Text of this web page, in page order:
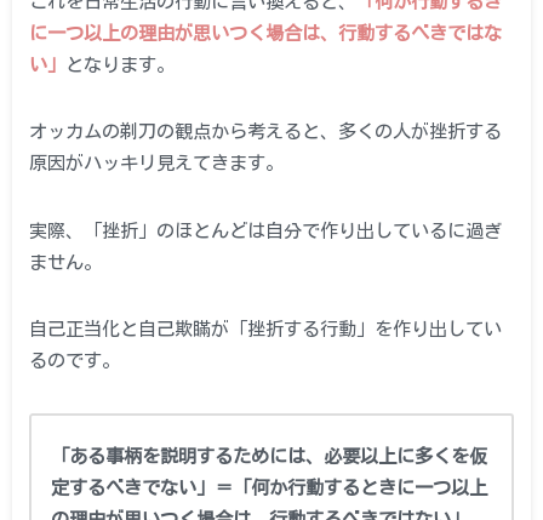
に一つ以上の理由が思いつく場合は、行動するべきではな
い」
となります。
オッカムの剃刀の観点から考えると、多くの人が挫折する
原因がハッキリ見えてきます。
実際、「挫折」のほとんどは自分で作り出しているに過ぎ
ません。
自己正当化と自己欺瞞が「挫折する行動」を作り出してい
るのです。
「ある事柄を説明するためには、必要以上に多くを仮
定するべきでない」＝「何か行動するときに一つ以上